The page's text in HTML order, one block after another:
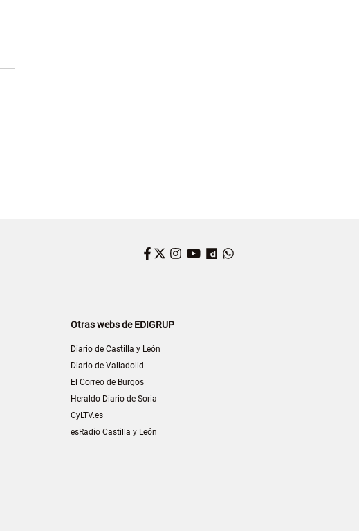
Facebook
Twitter
Instagram
YouTube
Dailymotion
Otras webs de EDIGRUP
Diario de Castilla y León
Diario de Valladolid
El Correo de Burgos
Heraldo-Diario de Soria
CyLTV.es
esRadio Castilla y León